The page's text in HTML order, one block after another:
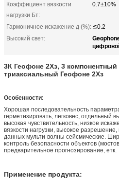
Коэффициент вязкости
нагрузки Бт:
0.7±10%
Гармоничное искажение д (%): ≦0.2
Высокий свет:
3К Геофоне 2Хз, 3 компонентный
триаксиальный Геофоне 2Хз
Особенности:
Хорошая последовательность
герметизировать, легковес, отдельный
высокая чувствительность, низкое
вязкости нагрузки, высокое разрешение,
данных мульти-волны сейсмические.
контроль безопасности объектов
предварительное прогнозирование, етк.
Применение продукта: